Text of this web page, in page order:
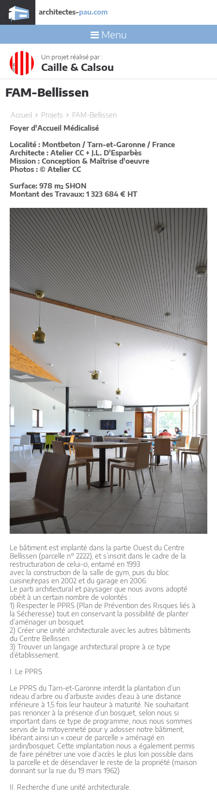
architectes-pau.com
Menu
Un projet réalisé par :
Caille & Calsou
FAM-Bellissen
Accueil Projets
FAM-Bellissen
Foyer d'Accueil Médicalisé
Localité : Montbeton / Tarn-et-Garonne / France
Architecte : Atelier CC + J.L. D'Esparbès
Mission : Conception & Maîtrise d'oeuvre
Photos : © Atelier CC
Surface: 978 m² SHON
Montant des Travaux: 1 323 684 € HT
Le bâtiment est implanté dans la partie Ouest du Centre
Bellissen (parcelle n° 2222), et s’inscrit dans le cadre de la
restructuration de celui-ci, entamé en 1993
avec la construction de la salle de gym, puis du bloc
cuisine/repas en 2002 et du garage en 2006.
Le parti architectural et paysager que nous avons adopté
obéit à un certain nombre de volontés :
1) Respecter le PPRS (Plan de Prévention des Risques liés à
la Sécheresse) tout en conservant la possibilité de planter
d’aménager un bosquet.
2) Créer une unité architecturale avec les autres bâtiments
du Centre Bellissen.
3) Trouver un langage architectural propre à ce type
d’établissement.
I. Le PPRS
Le PPRS du Tarn-et-Garonne interdit la plantation d’un
rideau d’arbre ou d’arbuste avides d’eau à une distance
inférieure à 1,5 fois leur hauteur à maturité. Ne souhaitant
pas renoncer à la présence d’un bosquet, selon nous si
important dans ce type de programme, nous nous sommes
servis de la mitoyenneté pour y adosser notre bâtiment,
libérant ainsi un « coeur de parcelle » aménagé en
jardin/bosquet. Cette implantation nous a également permis
de faire pénétrer une voie d’accès le plus loin possible dans
la parcelle et de désenclaver le reste de la propriété (maison
donnant sur la rue du 19 mars 1962).
II. Recherche d’une unité architecturale.